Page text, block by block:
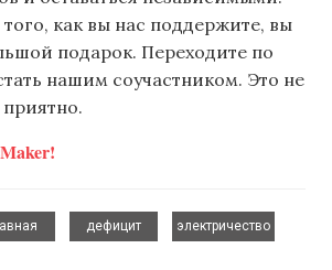
как вы нас поддержите, вы
подарок. Переходите по
нашим соучастником. Это не
дефицит
электричество